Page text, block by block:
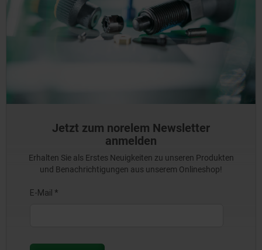
Jetzt zum norelem Newsletter
anmelden
Erhalten Sie als Erstes Neuigkeiten zu unseren Produkten
und Benachrichtigungen aus unserem Onlineshop!